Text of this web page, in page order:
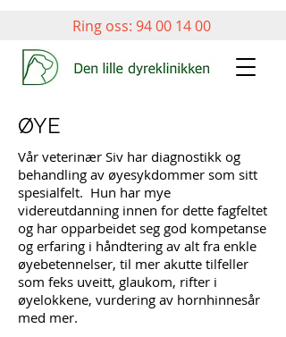
Ring oss: 94 00 14 00
ØYE
Vår veterinær Siv har diagnostikk og
behandling av øyesykdommer som sitt
spesialfelt. Hun har mye
videreutdanning innen for dette fagfeltet
og har opparbeidet seg god kompetanse
og erfaring i håndtering av alt fra enkle
øyebetennelser, til mer akutte tilfeller
som feks uveitt, glaukom, rifter i
øyelokkene, vurdering av hornhinnesår
med mer.